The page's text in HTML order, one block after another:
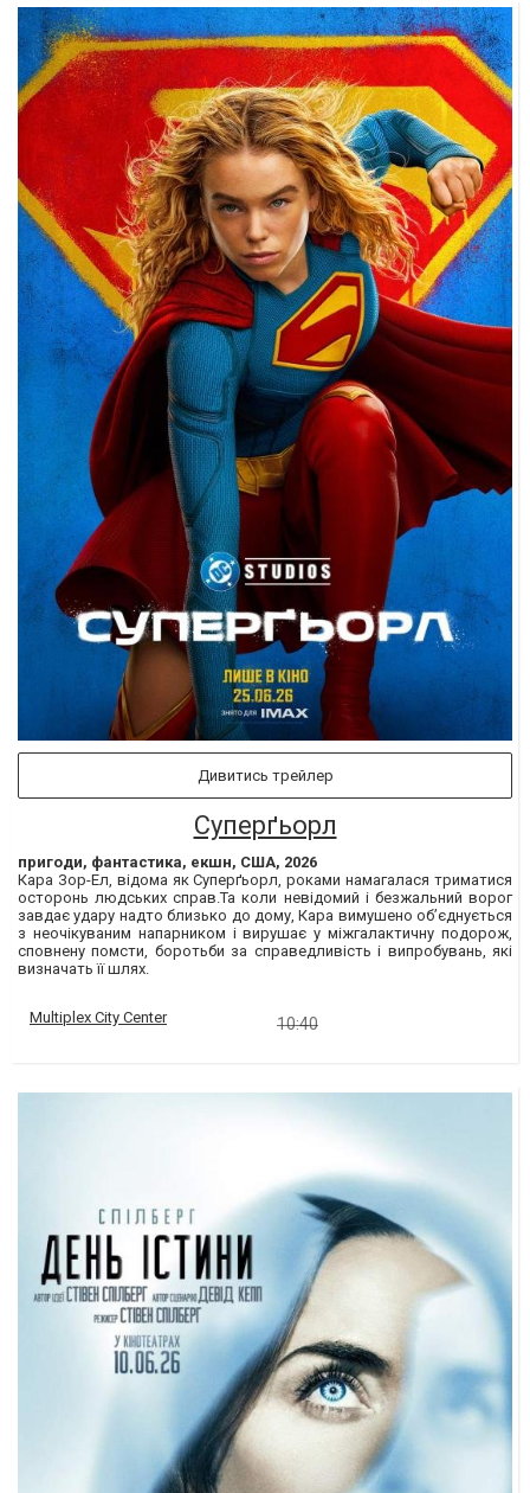
Дивитись трейлер
Суперґьорл
пригоди, фантастика, екшн, США, 2026
Кара Зор-Ел, відома як Суперґьорл, роками намагалася триматися
осторонь людських справ.Та коли невідомий і безжальний ворог
завдає удару надто близько до дому, Кара вимушено об’єднується
з неочікуваним напарником і вирушає у міжгалактичну подорож,
сповнену помсти, боротьби за справедливість і випробувань, які
визначать її шлях.
Multiplex City Center 10:40